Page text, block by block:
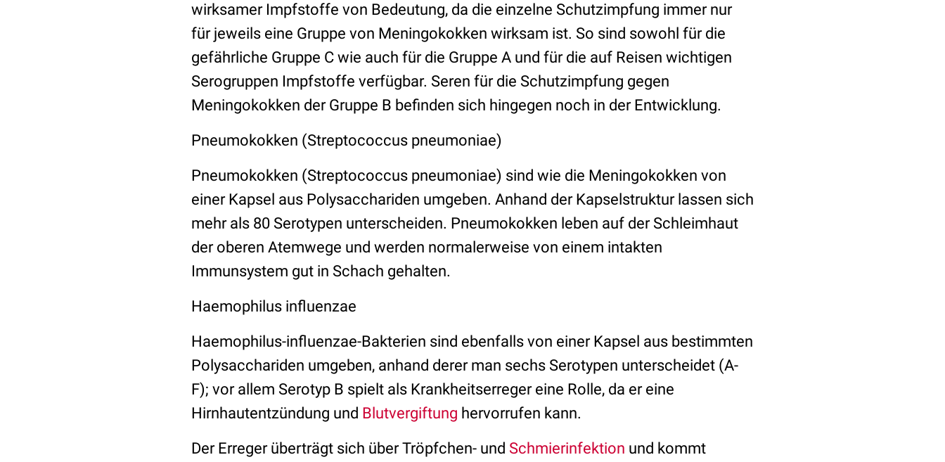
wirksamer Impfstoffe von Bedeutung, da die einzelne Schutzimpfung immer nur
für jeweils eine Gruppe von Meningokokken wirksam ist. So sind sowohl für die
gefährliche Gruppe C wie auch für die Gruppe A und für die auf Reisen wichtigen
Serogruppen Impfstoffe verfügbar. Seren für die Schutzimpfung gegen
Meningokokken der Gruppe B befinden sich hingegen noch in der Entwicklung.
Pneumokokken (Streptococcus pneumoniae)
Pneumokokken (Streptococcus pneumoniae) sind wie die Meningokokken von
einer Kapsel aus Polysacchariden umgeben. Anhand der Kapselstruktur lassen sich
mehr als 80 Serotypen unterscheiden. Pneumokokken leben auf der Schleimhaut
der oberen Atemwege und werden normalerweise von einem intakten
Immunsystem gut in Schach gehalten.
Haemophilus influenzae
Haemophilus-influenzae-Bakterien sind ebenfalls von einer Kapsel aus bestimmten
Polysacchariden umgeben, anhand derer man sechs Serotypen unterscheidet (A-
F); vor allem Serotyp B spielt als Krankheitserreger eine Rolle, da er eine
Hirnhautentzündung und Blutvergiftung hervorrufen kann.
Der Erreger überträgt sich über Tröpfchen- und Schmierinfektion und kommt